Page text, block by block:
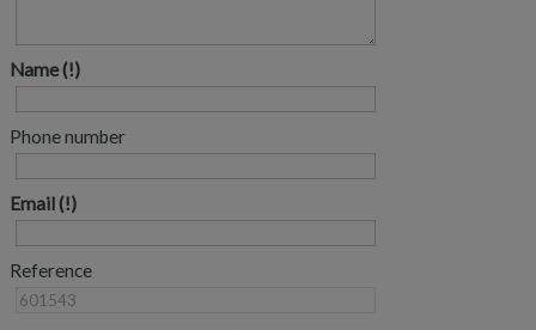
Name
Phone number
Email
Reference